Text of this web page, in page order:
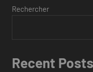
Rechercher
Recent Posts